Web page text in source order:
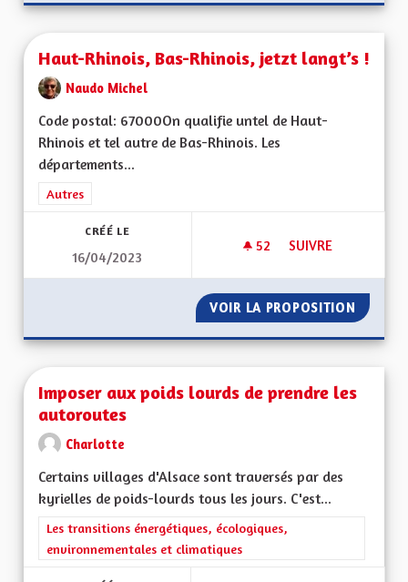
Haut-Rhinois, Bas-Rhinois, jetzt langt’s !
Naudo Michel
Code postal: 67000On qualifie untel de Haut-
Rhinois et tel autre de Bas-Rhinois. Les
départements...
Filtrer les résultats de la catégorie : Autres
Autres
CRÉÉ LE
16/04/2023
52 52 ABONNÉS
SUIVRE
VOIR LA PROPOSITION HAUT-
Imposer aux poids lourds de prendre les
autoroutes
Charlotte
Certains villages d'Alsace sont traversés par des
kyrielles de poids-lourds tous les jours. C'est...
Filtrer les résultats de la catégorie : Les transitions
Les transitions énergétiques, écologiques,
environnementales et climatiques